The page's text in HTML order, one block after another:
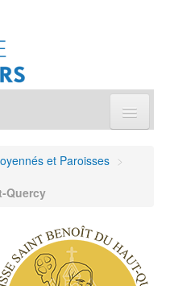
et Paroisses >
Quercy